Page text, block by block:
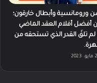
ورومانسية وأبطال خارقون؛
أفضل أفلام العقد الماضي
لم تلقَ القدر الذي تستحقه من